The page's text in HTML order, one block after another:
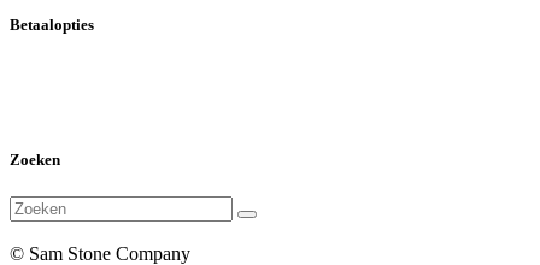
Betaalopties
Zoeken
© Sam Stone Company